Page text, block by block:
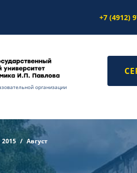
+7 (4912)
организации
2015 Август